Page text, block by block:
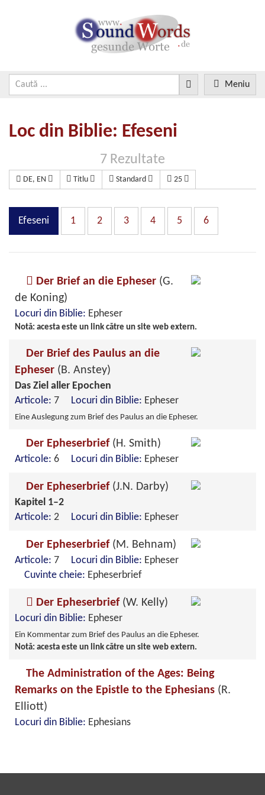
Meniu
Loc din Biblie: Efeseni
7 Rezultate
DE, EN Titlu Standard 25
Efeseni 1 2 3 4 5 6
Der Brief an die Epheser (G.
de Koning)
Locuri din Biblie: Epheser
Notă: acesta este un link către un site web extern.
Der Brief des Paulus an die
Epheser (B. Anstey)
Das Ziel aller Epochen
Articole: 7 Locuri din Biblie: Epheser
Eine Auslegung zum Brief des Paulus an die Epheser.
Der Epheserbrief (H. Smith)
Articole: 6 Locuri din Biblie: Epheser
Der Epheserbrief (J.N. Darby)
Kapitel 1–2
Articole: 2 Locuri din Biblie: Epheser
Der Epheserbrief (M. Behnam)
Articole: 7 Locuri din Biblie: Epheser
Cuvinte cheie: Epheserbrief
Der Epheserbrief (W. Kelly)
Locuri din Biblie: Epheser
Ein Kommentar zum Brief des Paulus an die Epheser.
Notă: acesta este un link către un site web extern.
The Administration of the Ages: Being
Remarks on the Epistle to the Ephesians (R.
Elliott)
Locuri din Biblie: Ephesians